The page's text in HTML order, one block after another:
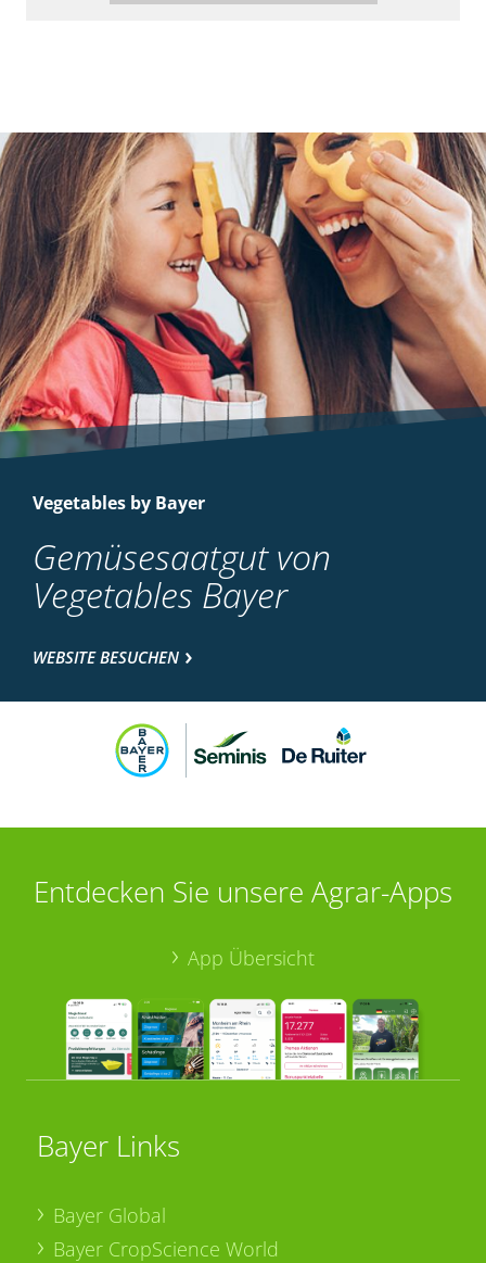
Vegetables by Bayer
Gemüsesaatgut von
Vegetables Bayer
WEBSITE BESUCHEN
Entdecken Sie unsere Agrar-Apps
App Übersicht
Bayer Links
Bayer Global
Bayer CropScience World